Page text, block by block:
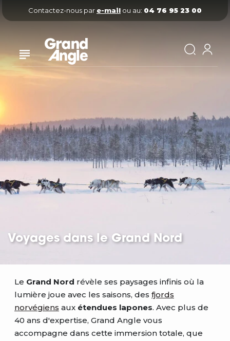
Contactez-nous par e-mail ou au: 04 76 95 23 00
Voyages dans le Grand Nord
Le Grand Nord révèle ses paysages infinis où la
lumière joue avec les saisons, des fjords
norvégiens aux étendues lapones. Avec plus de
40 ans d'expertise, Grand Angle vous
accompagne dans cette immersion totale, que